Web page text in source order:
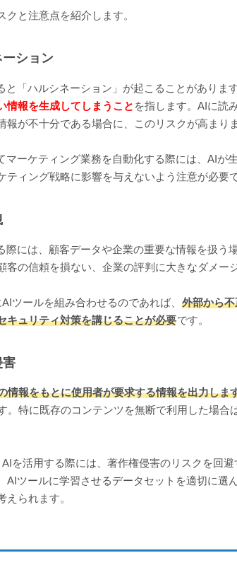
クと注意点を紹介します。
ション
と「ハルシネーション」が起こることがありま
情報を生成してしまうこと を指します。AIに読
報が不十分である場合に、このリスクが高まりま
マーケティング業務を自動化する際には、AIが
ティング戦略に影響を与えないよう注意が必要で
際には、顧客データや企業の重要な情報を扱う
客の信頼を損ない、企業の評判に大きなダメー
ツールを組み合わせるのであれば、 外部から
キュリティ対策を講じることが必要です。
害
情報をもとに使用者が要求する情報を出力しま
。特に既存のコンテンツを無断で利用した場合
を活用する際には、著作権侵害のリスクを回
AIツールに学習させるデータセットを適切に選
えられます。